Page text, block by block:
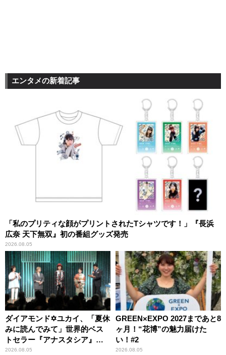
エンタメの新着記事
「私のプリティな顔がプリントされたTシャツです！」『長浜
広奈 天下無双』初の番組グッズ発売
2026.08.05
ダイアモンド✡ユカイ、「夏休
みに読んでみて」世界的ベス
トセラー『アナスタシア』を
紹介
2026.08.05
GREEN×EXPO 2027まであと8
ヶ月！“花博”の魅力届けた
い！#2
2026.08.05